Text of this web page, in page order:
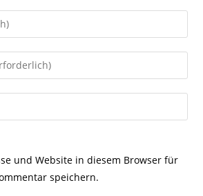
und Website in diesem Browser für
speichern.